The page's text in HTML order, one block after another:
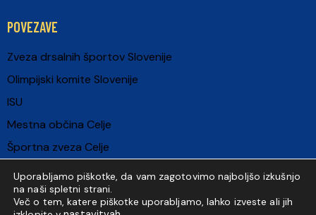
POVEZAVE
Zveza drsalnih športov Slovenije
Olimpijski komite Slovenije
ISU
Mestna občina Celje
Športna zveza Celje
European Criterium
Uporabljamo piškotke, da vam zagotovimo najboljšo izkušnjo
na naši spletni strani.
Več o tem, katere piškotke uporabljamo, lahko izveste ali jih